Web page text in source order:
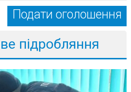
Подати оголошення
підробляння